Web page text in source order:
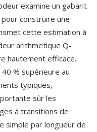
examine un gabarit
construire une
cette estimation à
arithmetique Q-
hautement efficace.
% supérieure au
typiques,
sûr les
à transitions de
simple par longueur de